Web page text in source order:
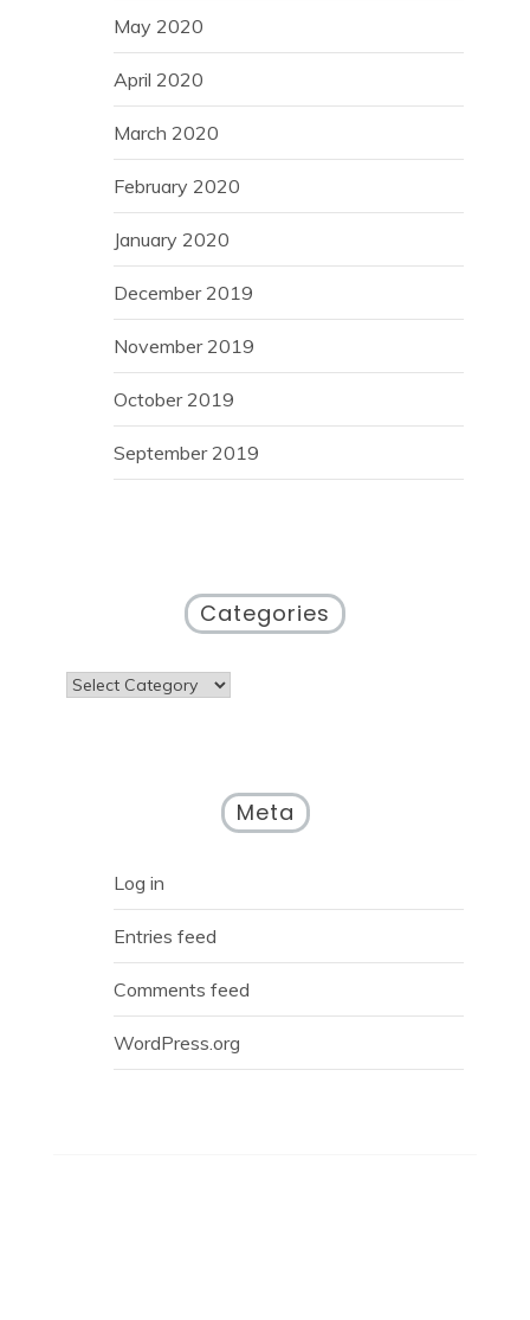
May 2020
April 2020
March 2020
February 2020
January 2020
December 2019
November 2019
October 2019
September 2019
Categories
Categories
Meta
Log in
Entries feed
Comments feed
WordPress.org